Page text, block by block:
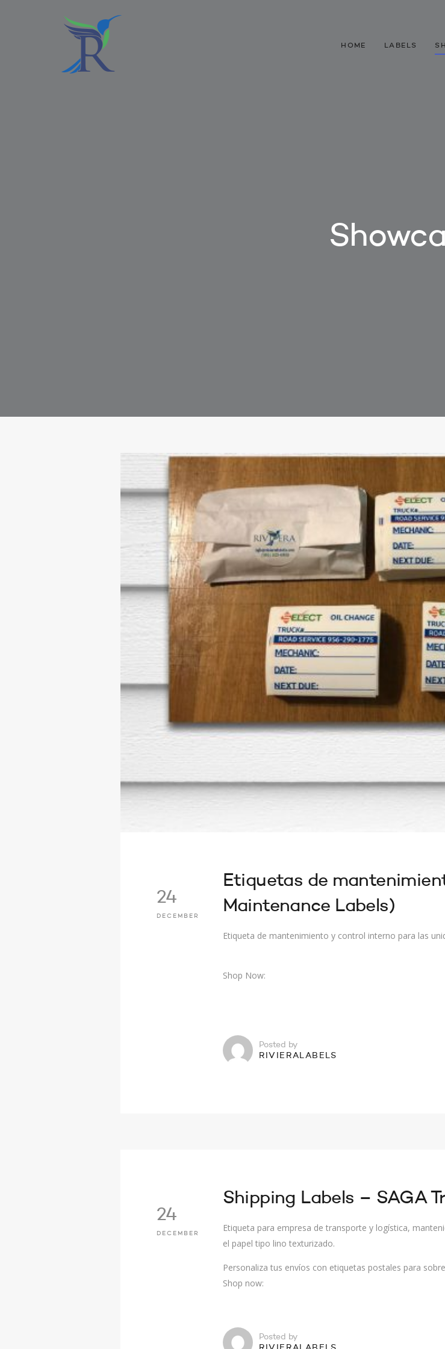
HOME LABELS
24
DECEMBER
Etiquetas de
Maintenance Labels)
Etiqueta de mantenimiento y control interno para las
Shop Now:
Posted by
RIVIERALABELS
24
DECEMBER
Shipping Labels – SAGA
Etiqueta para empresa de transporte y logística,
el papel tipo lino texturizado.
Personaliza tus envíos con etiquetas postales para
Shop now:
Posted by